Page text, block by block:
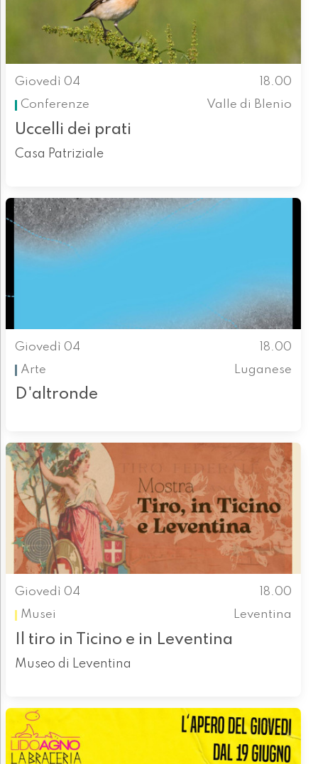
Giovedì 04
18.00
Conferenze
Valle di Blenio
Uccelli dei prati
Casa Patriziale
Giovedì 04
18.00
Arte
Luganese
D'altronde
Giovedì 04
18.00
Musei
Leventina
Il tiro in Ticino e in Leventina
Museo di Leventina